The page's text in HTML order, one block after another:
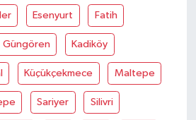
Esenyurt Fatih
Güngören Kadiköy
Küçükçekmece Maltepe
Sariyer Silivri